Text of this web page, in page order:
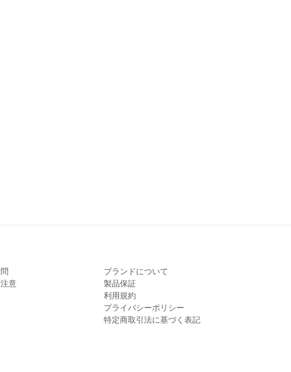
意
ブランドについて
製品保証
利用規約
プライバシーポリシー
特定商取引法に基づく表記